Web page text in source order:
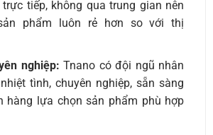
tiếp, không qua trung gian nên
phẩm luôn rẻ hơn so với thị
nghiệp: Tnano có đội ngũ nhân
tình, chuyên nghiệp, sẵn sàng
hàng lựa chọn sản phẩm phù hợp